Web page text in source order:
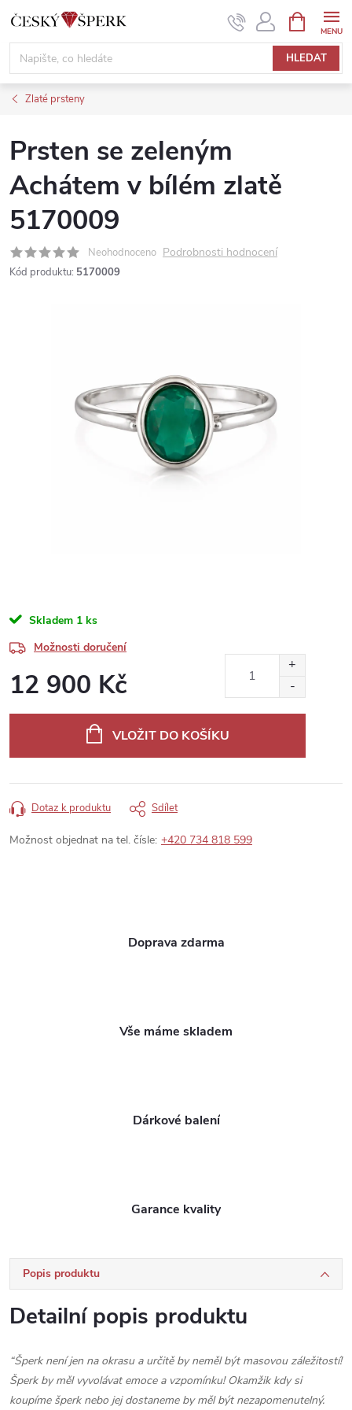
Přejít
obsah
HLEDAT
NÁKUPNÍ
KOŠÍK
Zlaté prsteny
Prsten se zeleným
Achátem v bílém zlatě
5170009
Neohodnoceno Podrobnosti hodnocení
Kód produktu: 5170009
Skladem 1 ks
Možnosti doručení
12 900 Kč
VLOŽIT DO KOŠÍKU
Dotaz k produktu Sdílet
Možnost objednat na tel. čísle: +420 734 818 599
Doprava zdarma
Vše máme skladem
Dárkové balení
Garance kvality
Popis produktu
Detailní popis produktu
“Šperk není jen na okrasu a určitě by neměl být masovou záležitostí!
Šperk by měl vyvolávat emoce a vzpomínku! Okamžik kdy si
koupíme šperk nebo jej dostaneme by měl být nezapomenutelný.